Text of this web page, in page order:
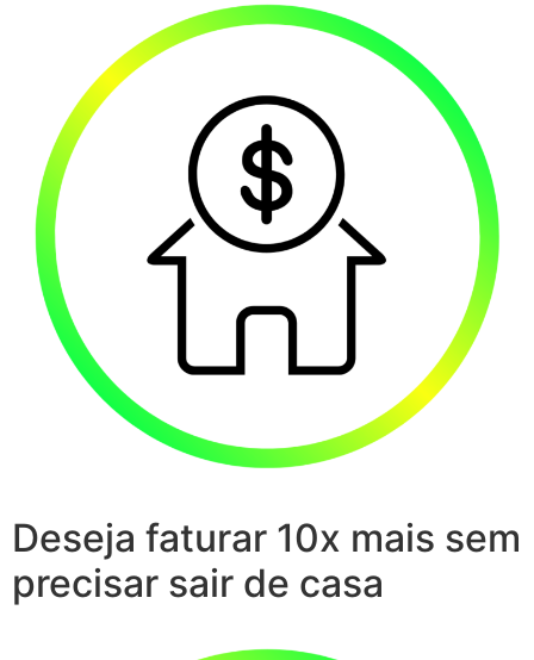
Deseja faturar 10x mais sem
precisar sair de casa